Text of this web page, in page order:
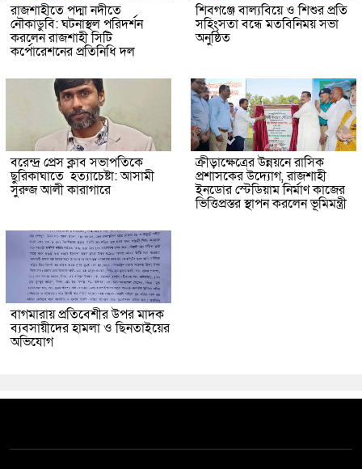
রাজশাহীতে পদ্মা নদীতে
নৌকাডুবি: ঘটনাস্থল পরিদর্শন
করলেন রাজশাহী সিটি
কর্পোরেশনের প্রতিনিধি দল
শিবগঞ্জে বাল্যবিয়ে ও শিশুর প্রতি
সহিংসতা বন্ধে মতবিনিময় সভা
অনুষ্ঠিত
বরেন্দ্র প্রেস ক্লাব সভাপতিকে
ছুরিকাঘাতে হত্যাচেষ্টা: আসামী
সুরুজ আলী কারাগারে
ক্রীড়াক্ষেত্রের উন্নয়নে রাসিক
প্রশাসকের উদ্যোগ, রাজশাহী
ইনডোর স্টেডিয়াম নির্মাণ কাজের
ভিত্তিপ্রস্তর স্থাপন করলেন ভূমিমন্ত্রী
বাগমারায় প্রতিবেশীর উপর মাদক
ব্যবসায়ীদের হামলা ও ছিনতাইয়ের
অভিযোগ